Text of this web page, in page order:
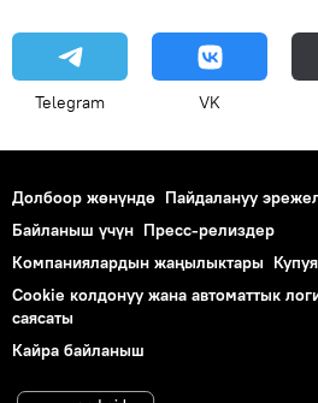
Telegram VK
Долбоор жөнүндө Пайдалануу
Байланыш үчүн Пресс-релиздер
Компаниялардын жаңылыктары
Cookie колдонуу жана автоматтык
саясаты
Кайра байланыш